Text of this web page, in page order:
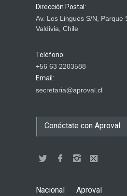
Dirección Postal:
Av. Los Lingues S/N, Parque
Valdivia, Chile
Teléfono:
+56 63 2203588
Email:
secretaria@aproval.cl
Conéctate con Aproval
Nacional
Aproval